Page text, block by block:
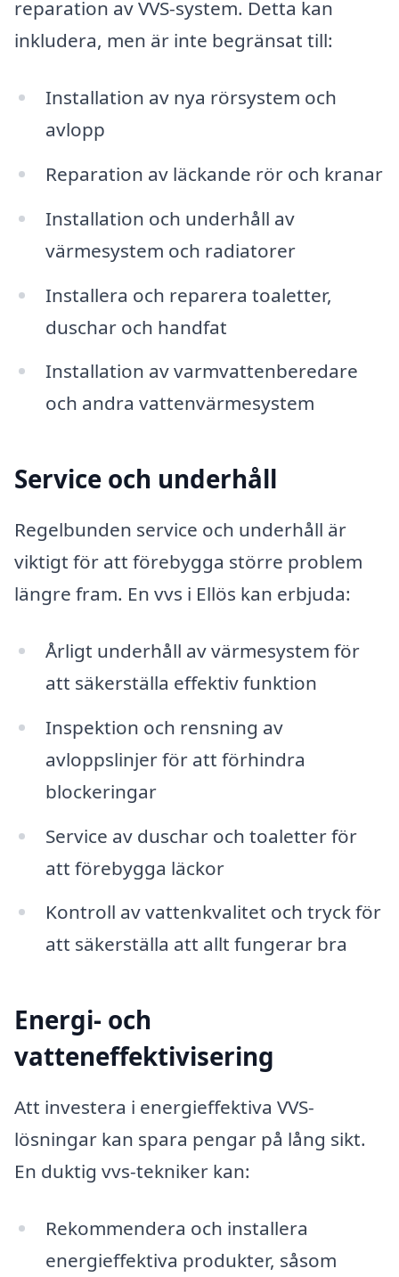
reparation av VVS-system. Detta kan
inkludera, men är inte begränsat till:
Installation av nya rörsystem och
avlopp
Reparation av läckande rör och kranar
Installation och underhåll av
värmesystem och radiatorer
Installera och reparera toaletter,
duschar och handfat
Installation av varmvattenberedare
och andra vattenvärmesystem
Service och underhåll
Regelbunden service och underhåll är
viktigt för att förebygga större problem
längre fram. En vvs i Ellös kan erbjuda:
Årligt underhåll av värmesystem för
att säkerställa effektiv funktion
Inspektion och rensning av
avloppslinjer för att förhindra
blockeringar
Service av duschar och toaletter för
att förebygga läckor
Kontroll av vattenkvalitet och tryck för
att säkerställa att allt fungerar bra
Energi- och
vatteneffektivisering
Att investera i energieffektiva VVS-
lösningar kan spara pengar på lång sikt.
En duktig vvs-tekniker kan:
Rekommendera och installera
energieffektiva produkter, såsom